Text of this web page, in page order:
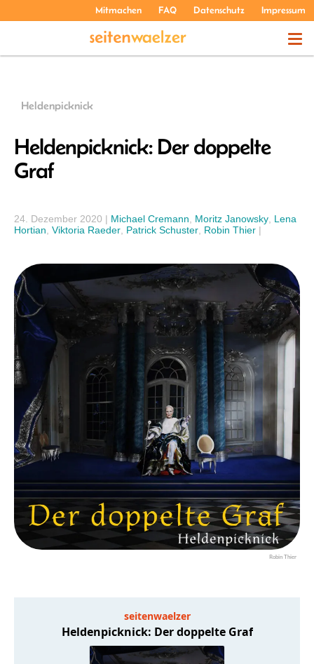
Mitmachen FAQ Datenschutz Impressum
Heldenpicknick
Heldenpicknick: Der doppelte
Graf
24. Dezember 2020 | Michael Cremann Moritz Janowsky Lena
Hortian Viktoria Raeder Patrick Schuster Robin Thier |
Robin Thier